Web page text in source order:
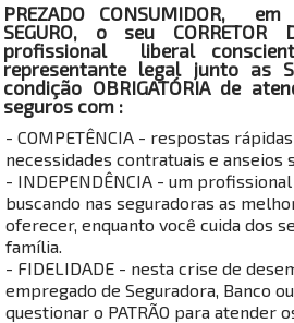
Privilége
Seguros▼
Informações
Contato▼
PREZADO CONSUMIDOR, em
SEGURO, o seu CORRETOR
profissional liberal
representante legal junto as
condição OBRIGATÓRIA de
seguros com :
- COMPETÊNCIA - respostas
necessidades contratuais e anseios
- INDEPENDÊNCIA - um
buscando nas seguradoras as
oferecer, enquanto você cuida dos
família.
- FIDELIDADE - nesta crise de
empregado de Seguradora, Banco
questionar o PATRÃO para atender